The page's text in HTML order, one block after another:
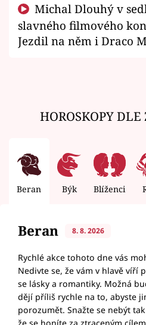
slavného filmového
Jezdil na něm i Draco
HOROSKOPY
Beran Býk Blíženci
Beran 8. 8. 2026
Rychlé akce tohoto dne vás
Nedivte se, že vám v hlavě víří
se lásky a romantiky. Možná
dějí příliš rychle na to, abyste
porozumět. Snažte se nebýt